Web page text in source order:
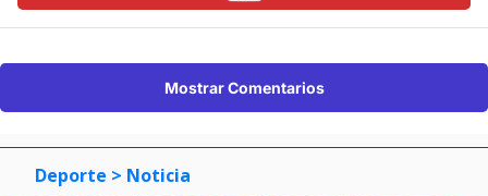
Mostrar Comentarios
Deporte > Noticia